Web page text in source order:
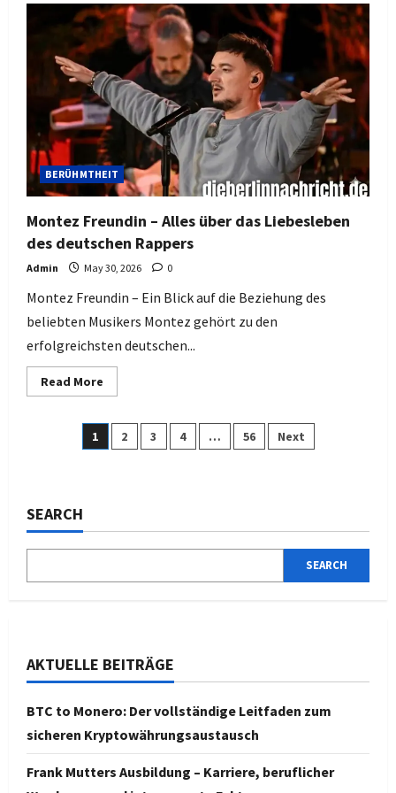
Todter
Daubner
–
Bedeutung,
mögliche
Interpretation
und
Recherche-
Ansätze
BERÜHMTHEIT
Montez Freundin – Alles über das Liebesleben
des deutschen Rappers
Admin May 30, 2026 0
Montez Freundin – Ein Blick auf die Beziehung des
beliebten Musikers Montez gehört zu den
erfolgreichsten deutschen...
Read More
more
Freundin
Alles
Rappers
Posts
1 2 3 4 … 56 Next
SEARCH
SEARCH
AKTUELLE BEITRÄGE
BTC to Monero: Der vollständige Leitfaden zum
sicheren Kryptowährungsaustausch
Frank Mutters Ausbildung – Karriere, beruflicher